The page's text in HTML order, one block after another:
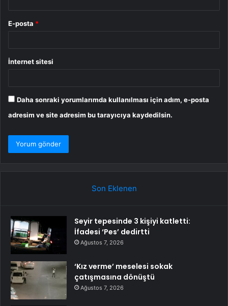
E-posta *
İnternet sitesi
Daha sonraki yorumlarımda kullanılması için adım, e-posta
adresim ve site adresim bu tarayıcıya kaydedilsin.
Son Eklenen
Seyir tepesinde 3 kişiyi katletti:
İfadesi ‘Pes’ dedirtti
Ağustos 7, 2026
‘Kız verme’ meselesi sokak
çatışmasına dönüştü
Ağustos 7, 2026